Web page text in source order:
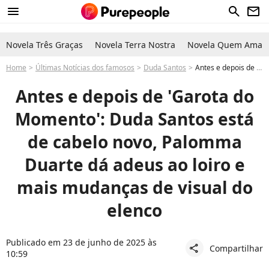
menu search newsletter
Novela Três Graças Novela Terra Nostra Novela Quem Ama
Home Últimas Notícias dos famosos Duda Santos Antes e depois de Garota do Momento: Duda santos muda cabelo, Palomma Duarte troca loiro dos fios e mais mudanças de visual no elenco da novela da Globo. Veja fotos!
Antes e depois de 'Garota do
Momento': Duda Santos está
de cabelo novo, Palomma
Duarte dá adeus ao loiro e
mais mudanças de visual do
elenco
Publicado em 23 de junho de 2025 às
10:59
share Compartilhar